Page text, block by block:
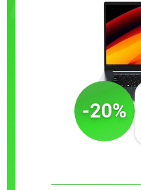
-20%